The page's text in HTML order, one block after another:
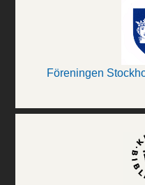
Föreningen